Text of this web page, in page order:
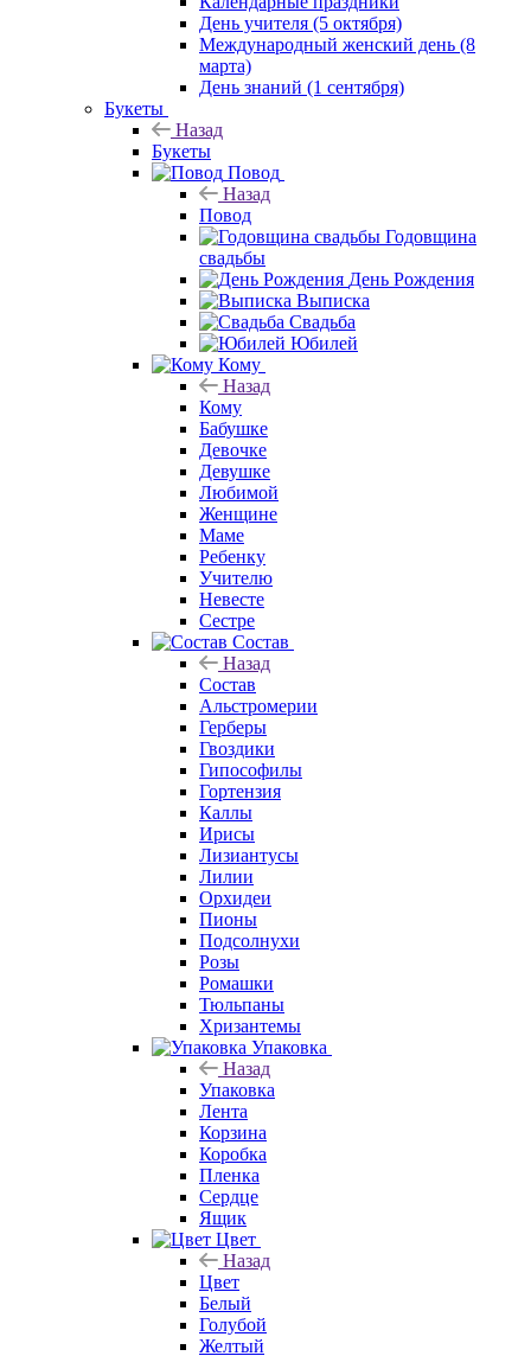
День учителя (5 октября)
Международный женский день (8
марта)
День знаний (1 сентября)
Букеты
Назад
Букеты
Повод
Назад
Повод
Годовщина
свадьбы
День Рождения
Выписка
Свадьба
Юбилей
Кому
Назад
Кому
Бабушке
Девочке
Девушке
Любимой
Женщине
Маме
Ребенку
Учителю
Невесте
Сестре
Состав
Назад
Состав
Альстромерии
Герберы
Гвоздики
Гипософилы
Гортензия
Каллы
Ирисы
Лизиантусы
Лилии
Орхидеи
Пионы
Подсолнухи
Розы
Ромашки
Тюльпаны
Хризантемы
Упаковка
Назад
Упаковка
Лента
Корзина
Коробка
Пленка
Сердце
Ящик
Цвет
Назад
Цвет
Белый
Голубой
Желтый